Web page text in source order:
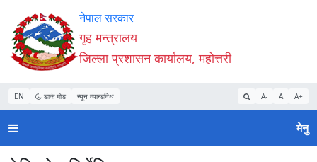
Accessibility
Mode
सुरु
गर्नुहोस्
सामाग्री
पढ्नुहाेस्
नेभिगेसन
पढ्नुहाेस्
वेबसाइट
खोजमा
जानुहोस्
नेपाल सरकार
गृह मन्त्रालय
जिल्ला प्रशासन कार्यालय, महोत्तरी
EN डार्क मोड न्यून व्यान्डविथ A- A A+
मेनु